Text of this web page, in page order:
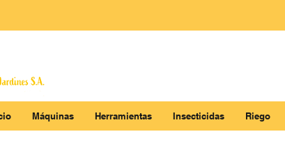
Máquinas Herramientas Insecticidas Riego